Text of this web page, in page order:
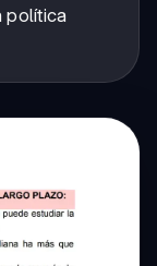
política